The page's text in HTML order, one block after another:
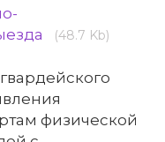
(48.7 Kb)
физической